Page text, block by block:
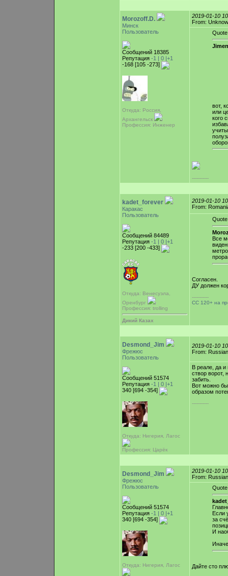
Morozoff.D.
Минск
Пользователь
Сообщений 18385
Репутация -1 | 0 |+1
-168 [105 -273]
Откуда: Россия,
Архангельск
Профессия: Инженер
2019-01-10
From:
Quote
вот,
или
кого
-----------
kadet_forever
Каракас
Пользователь
Сообщений 84489
Репутация -1 | 0 |+1
-233 [200 -433]
Откуда: Венесуэла,
Оренбург
Профессия: trolling
Дикий Казах
2019-01-10
From:
Quote
Все
Согласен.
ДУ должен
-----------
СС 120+ на
Desmond_Jim
Фрежюс
Пользователь
Сообщений 51574
Репутация -1 | 0 |+1
340 [694 -354]
Откуда: Нигерия, Лагос
Профессия: Царёк
2019-01-10
From:
В реале, да и
створ ворот,
забить.
Вот можно
образом
-----------
Desmond_Jim
Фрежюс
Пользователь
Сообщений 51574
Репутация -1 | 0 |+1
340 [694 -354]
Откуда: Нигерия, Лагос
2019-01-10
From:
Quote
Если
за
И
Дайте сто